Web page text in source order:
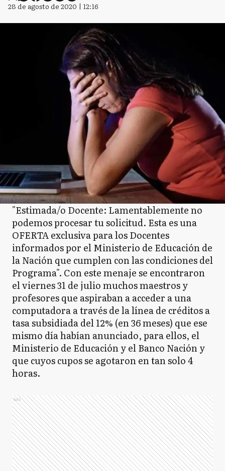
28 de agosto de 2020 | 12:16
"Estimada/o Docente: Lamentablemente no
podemos procesar tu solicitud. Esta es una
OFERTA exclusiva para los Docentes
informados por el Ministerio de Educación de
la Nación que cumplen con las condiciones del
Programa". Con este menaje se encontraron
el viernes 31 de julio muchos maestros y
profesores que aspiraban a acceder a una
computadora a través de la línea de créditos a
tasa subsidiada del 12% (en 36 meses) que ese
mismo día habían anunciado, para ellos, el
Ministerio de Educación y el Banco Nación y
que cuyos cupos se agotaron en tan solo 4
horas.
Ads